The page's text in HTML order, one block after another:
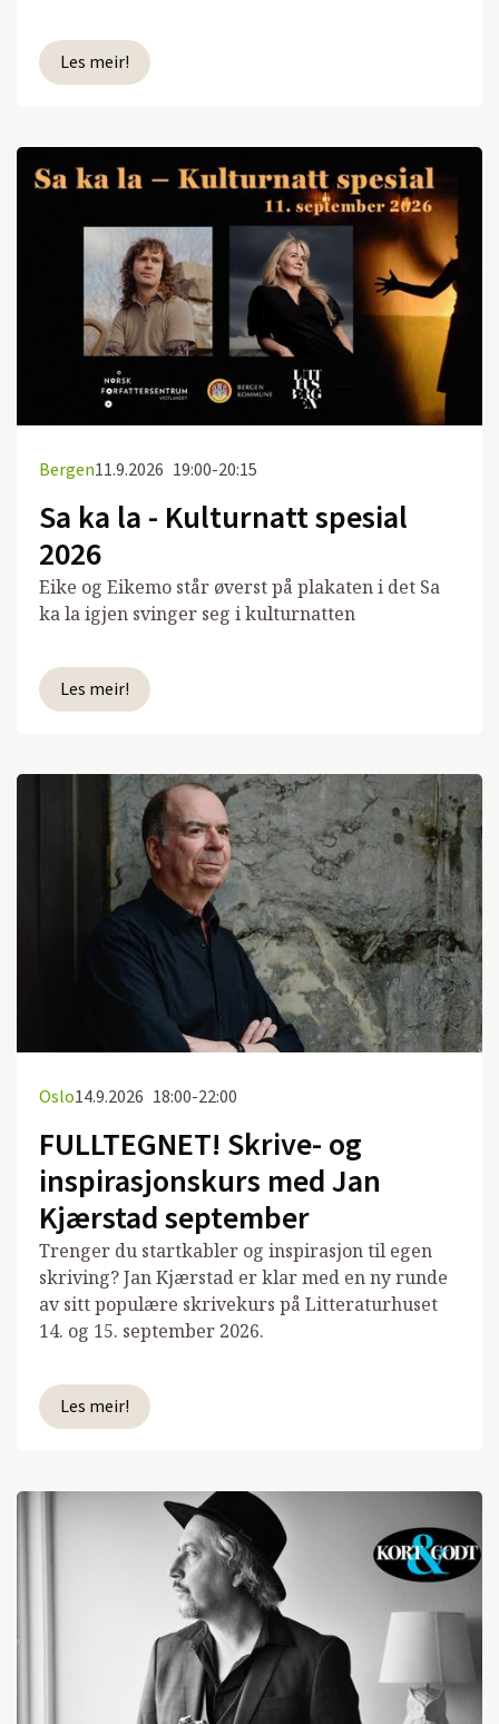
Les meir!
Bergen11.9.2026 19:00-20:15
Sa ka la - Kulturnatt spesial
2026
Eike og Eikemo står øverst på plakaten i det Sa
ka la igjen svinger seg i kulturnatten
Les meir!
Oslo14.9.2026 18:00-22:00
FULLTEGNET! Skrive- og
inspirasjonskurs med Jan
Kjærstad september
Trenger du startkabler og inspirasjon til egen
skriving? Jan Kjærstad er klar med en ny runde
av sitt populære skrivekurs på Litteraturhuset
14. og 15. september 2026.
Les meir!